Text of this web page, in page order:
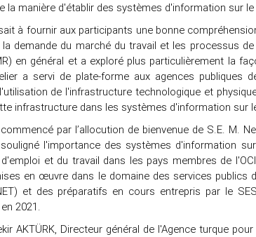
la manière d'établir des systèmes d'information sur
à fournir aux participants une bonne
la demande du marché du travail et les processus
en général et a exploré plus particulièrement la
a servi de plate-forme aux agences publiques
de l'infrastructure technologique et
infrastructure dans les systèmes d'information sur
commencé par l’allocution de bienvenue de S.E. M.
souligné l'importance des systèmes d'information
et du travail dans les pays membres de
en œuvre dans le domaine des services publics
et des préparatifs en cours entrepris par le
2021.
AKTÜRK, Directeur général de l'Agence turque